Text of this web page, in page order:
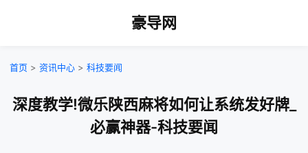
豪导网
首页 > 资讯中心 > 科技要闻
深度教学!微乐陕西麻将如何让系统发好牌_
必赢神器-科技要闻